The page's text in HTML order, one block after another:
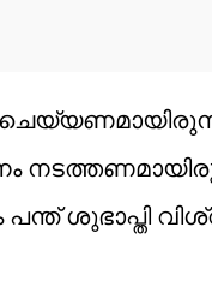
ശുഭാപ്തി